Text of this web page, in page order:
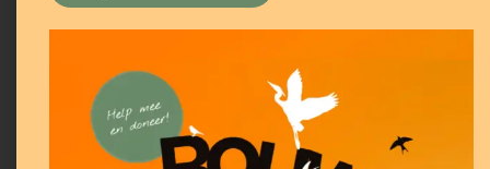
zaterdag 13 & zondag 14 juni